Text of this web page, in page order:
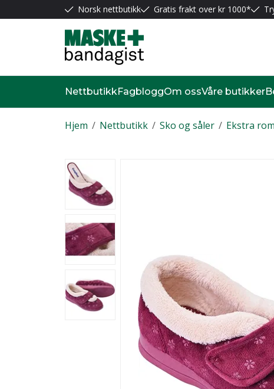
Norsk nettbutikk Gratis frakt over kr 1000*
NettbutikkFagbloggOm ossVåre butikker
/
Hjem /
Nettbutikk /
Sko og såler Ekstra